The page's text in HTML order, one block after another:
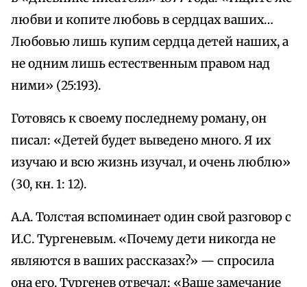
любви и копите любовь в сердцах ваших…
Любовью лишь купим сердца детей наших, а
не одним лишь естественным правом над
ними» (25:193).
Готовясь к своему последнему роману, он
писал: «Детей будет выведено много. Я их
изучаю и всю жизнь изучал, и очень люблю»
(30, кн. 1: 12).
А.А. Толстая вспоминает один свой разговор с
И.С. Тургеневым. «Почему дети никогда не
являются в ваших рассказах?» — спросила
она его. Тургенев отвечал: «Ваше замечание